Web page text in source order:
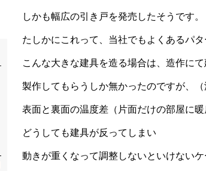
しかも幅広の引き戸を発売したそうです。
たしかにこれって、当社でもよくあるパタ
こんな大きな建具を造る場合は、造作に
製作してもらうしか無かったのですが、
表面と裏面の温度差（片面だけの部屋に
どうしても建具が反ってしまい
動きが重くなって調整しないといけないケ